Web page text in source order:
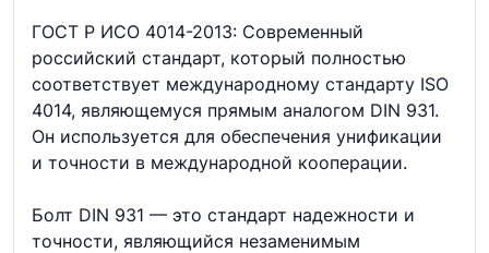
ГОСТ Р ИСО 4014-2013: Современный
российский стандарт, который полностью
соответствует международному стандарту ISO
4014, являющемуся прямым аналогом DIN 931.
Он используется для обеспечения унификации
и точности в международной кооперации.
Болт DIN 931 — это стандарт надежности и
точности, являющийся незаменимым